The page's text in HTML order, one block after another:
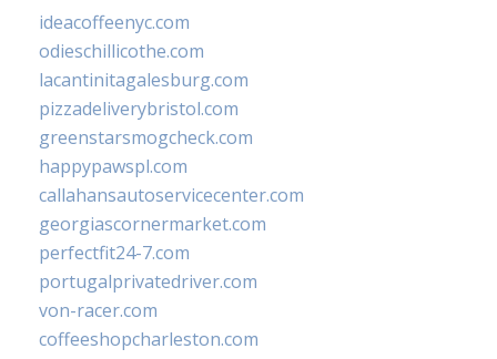
ideacoffeenyc.com
odieschillicothe.com
lacantinitagalesburg.com
pizzadeliverybristol.com
greenstarsmogcheck.com
happypawspl.com
callahansautoservicecenter.com
georgiascornermarket.com
perfectfit24-7.com
portugalprivatedriver.com
von-racer.com
coffeeshopcharleston.com